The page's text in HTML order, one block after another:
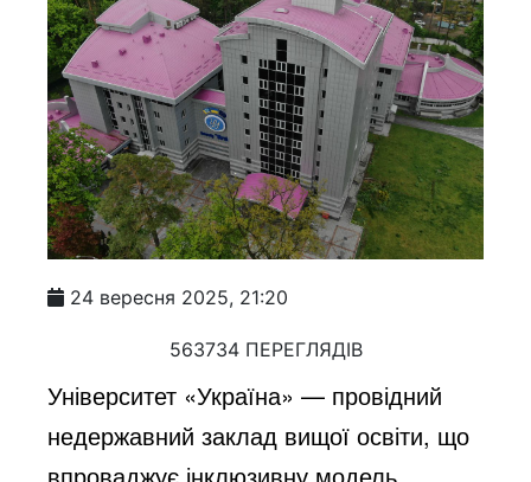
24 вересня 2025, 21:20
563734 ПЕРЕГЛЯДІВ
Університет «Україна» — провідний
недержавний заклад вищої освіти, що